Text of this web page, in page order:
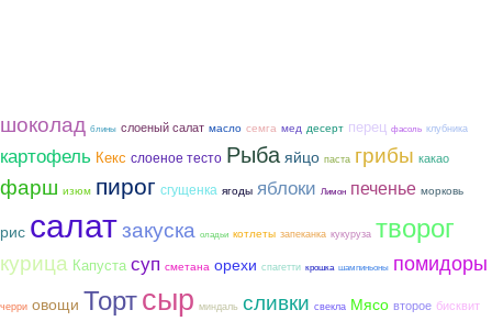
шоколад блины слоеный салат масло семга мед десерт перец фасоль клубника
картофель Кекс слоеное тесто Рыба яйцо паста грибы какао
фарш изюм пирог сгущенка ягоды яблоки Лимон печенье морковь
рис салатзакуска оладьи котлеты запеканка кукуруза творог
курица Капуста суп сметана орехи спагетти крошка шампиньоны помидоры
черри овощи Тортсыр миндаль сливки свекла Мясо второе бисквит